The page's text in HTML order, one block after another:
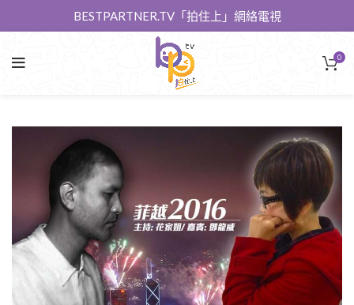
BESTPARTNER.TV「拍住上」網絡電視
0